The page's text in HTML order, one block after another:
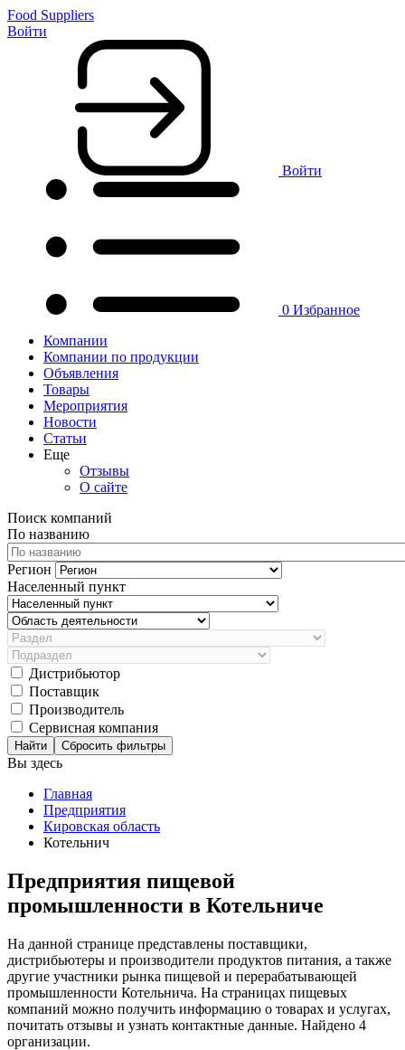
Food Suppliers
Войти
Войти
0 Избранное
Компании
Компании по продукции
Объявления
Товары
Мероприятия
Новости
Статьи
Еще
Отзывы
О сайте
Поиск компаний
По названию
Регион
Населенный пункт
Дистрибьютор
Поставщик
Производитель
Сервисная компания
Сбросить фильтры
Вы здесь
Главная
Предприятия
Кировская область
Котельнич
Предприятия пищевой
промышленности в Котельниче
На данной странице представлены поставщики,
дистрибьютеры и производители продуктов питания, а также
другие участники рынка пищевой и перерабатывающей
промышленности Котельнича. На страницах пищевых
компаний можно получить информацию о товарах и услугах,
почитать отзывы и узнать контактные данные. Найдено 4
организации.